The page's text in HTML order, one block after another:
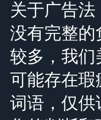
关于广告
没有完整的
较多，我们
可能存在瑕
词语，仅供